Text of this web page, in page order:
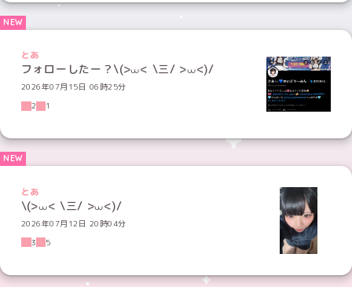
とあ
フォローしたー？\(>⩊< \三/ >⩊<)/
2026年07月15日 06時25分
2
1
とあ
\(>⩊< \三/ >⩊<)/
2026年07月12日 20時04分
3
5